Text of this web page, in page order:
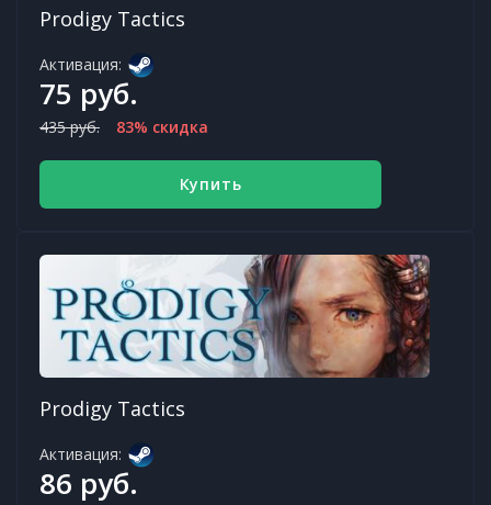
Prodigy Tactics
Активация:
75 руб.
435 руб. 83% скидка
Купить
Prodigy Tactics
Активация:
86 руб.